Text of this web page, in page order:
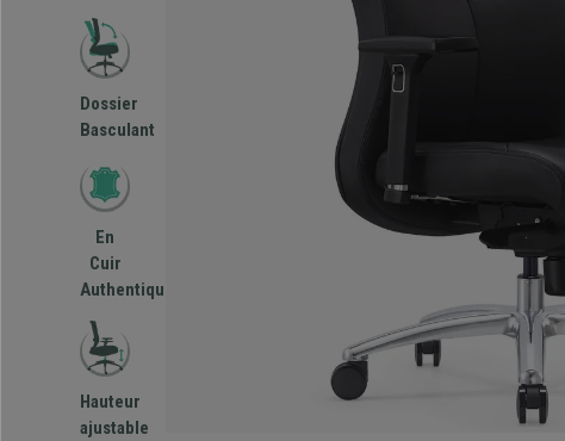
Dossier
Basculant
En
Cuir
Authentique
Hauteur
ajustable